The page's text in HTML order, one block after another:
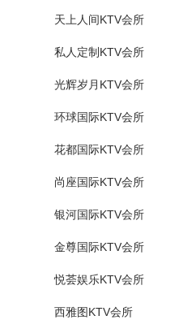
天上人间KTV会所
私人定制KTV会所
光辉岁月KTV会所
环球国际KTV会所
花都国际KTV会所
尚座国际KTV会所
银河国际KTV会所
金尊国际KTV会所
悦荟娱乐KTV会所
西雅图KTV会所